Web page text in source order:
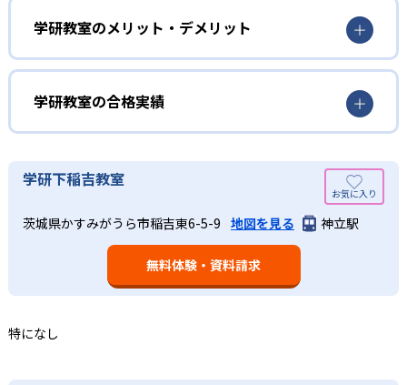
解度を最優先して学習を進める「無学年方式」を採用して
いることが特徴だ。この「無学年方式」では、生徒が個々
のペースで学習することができるため、一度立ち止まって
わからないところをしっかり学習したり、余裕がある場合
はどんどん先取り学習を進めたりすることも可能である。
02
生徒それぞれに最適化された学習計画を設計
学研教室の個別指導では、生徒一人ひとりの学力／適性を
しっかり把握した上で学習の出発点を定め、生徒に最適化
された学習計画を設計する。また、生徒それぞれに最適な
教材を提供すると共に、適切なアドバイスも実施。少しず
つレベルアップするスモールステップの教材となっている
る。「自分から進んで学習する」姿勢や態度の育成も重視
している。
03
学研教室は、生徒の「わかった！」を重視する形で個別指
導を行っている。無理なく学習を進められるよう「無学年
方式」を採用しており、わからない問題がある場合は立ち
知識の量などで測りやすい「見える力」だけでなく、学習
に向いている。
算数（数学）と国語の基礎力を上げたい人向け
学研教室では、算数（数学）と国語を全ての教科の基礎に
なるものと考え、その指導を重視している。算数（数学）
では筋道を立てて考える力の育成を、国語では全ての学力
の土台となる「読む力」「書く力」の育成に力を入れてい
家庭学習で学習させている。そのため、算数（数学）と国
長時間の勉強が苦手な人向け
学研教室のメリット・デメリット
出典：学研教室 公式サイト
学研教室の合格実績
学研教室の合格実績は、公式サイトでは公開されていな
い。
学研下稲吉教室
茨城県かすみがうら市稲吉東6-5-9 地図を見る 神立駅
無料体験・資料請求
特になし